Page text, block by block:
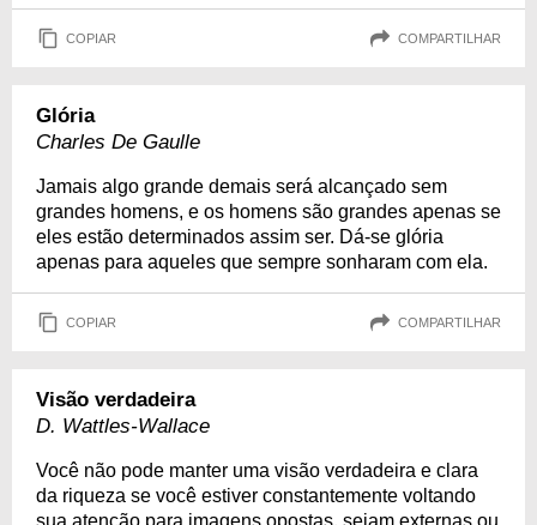
COPIAR COMPARTILHAR
Glória
Charles De Gaulle
Jamais algo grande demais será alcançado sem
grandes homens, e os homens são grandes apenas se
eles estão determinados assim ser. Dá-se glória
apenas para aqueles que sempre sonharam com ela.
COPIAR COMPARTILHAR
Visão verdadeira
D. Wattles-Wallace
Você não pode manter uma visão verdadeira e clara
da riqueza se você estiver constantemente voltando
sua atenção para imagens opostas, sejam externas ou